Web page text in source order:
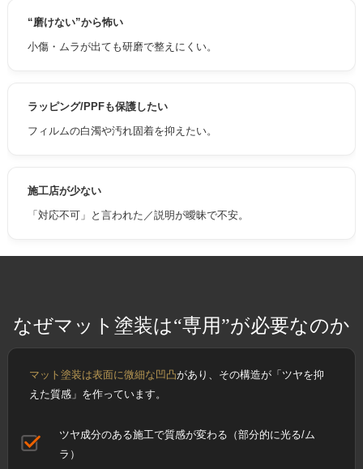
“磨けない”から怖い
小傷・ムラが出ても研磨で整えにくい。
ラッピング/PPFも保護したい
フィルムの白濁や汚れ固着を抑えたい。
施工店が少ない
「対応不可」と言われた／説明が曖昧で不安。
なぜマット塗装は“専用”が必要なのか
マット塗装は表面に微細な凹凸があり、その構造が「ツヤを抑
えた質感」を作っています。
ツヤ成分のある施工で質感が変わる（部分的に光る/ム
ラ）